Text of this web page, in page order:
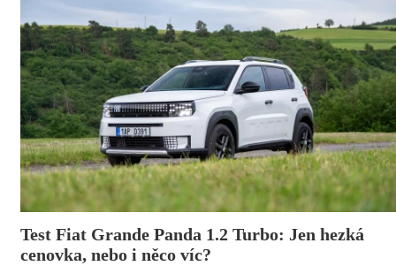
Test Fiat Grande Panda 1.2 Turbo: Jen hezká
cenovka, nebo i něco víc?